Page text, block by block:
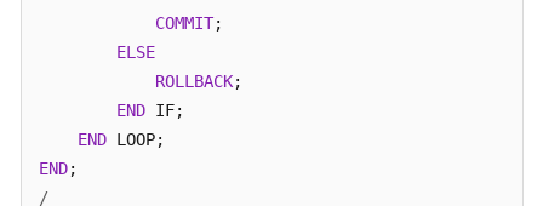
通
COMMIT;
ELSE
ROLLBACK;
END IF;
END
END
/